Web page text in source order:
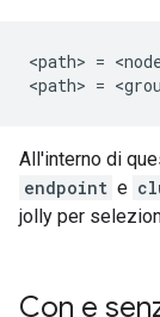
<path> =
All'interno di
endpoint e
jolly per
Con e